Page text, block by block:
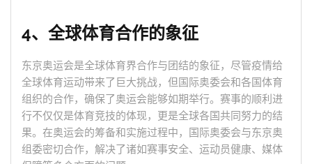
4、全球体育合作的象征
东京奥运会是全球体育界合作与团结的象征，尽管疫情给
全球体育运动带来了巨大挑战，但国际奥委会和各国体育
组织的合作，确保了奥运会能够如期举行。赛事的顺利进
行不仅仅是体育竞技的体现，更是全球各国共同努力的结
果。在奥运会的筹备和实施过程中，国际奥委会与东京奥
组委密切合作，解决了诸如赛事安全、运动员健康、媒体